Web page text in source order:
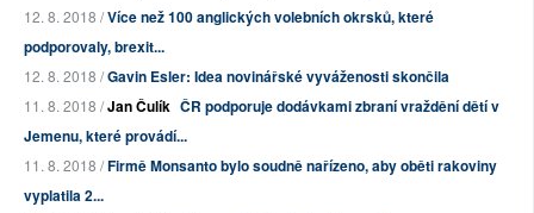
12. 8. 2018 /Více než 100 anglických volebních okrsků, které
podporovaly, brexit...
12. 8. 2018 /Gavin Esler: Idea novinářské vyváženosti skončila
11. 8. 2018 /Jan Čulík ČR podporuje dodávkami zbraní vraždění dětí v
Jemenu, které provádí...
11. 8. 2018 /Firmě Monsanto bylo soudně nařízeno, aby oběti rakoviny
vyplatila 2...